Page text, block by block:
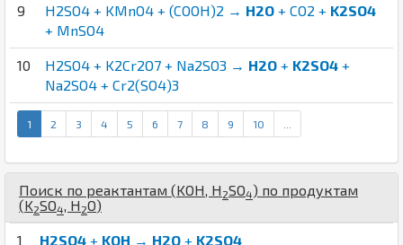
9 H2SO4 + KMnO4 + (COOH)2 → H2O + CO2 + K2SO4
+ MnSO4
10 H2SO4 + K2Cr2O7 + Na2SO3 → H2O + K2SO4 +
Na2SO4 + Cr2(SO4)3
1 2 3 4 5 6 7 8 9 10
Поиск по реактантам (KOH H 2SO4) по продуктам
(K2SO4 H 2O)
1 H2SO4 + KOH → H2O + K2SO4